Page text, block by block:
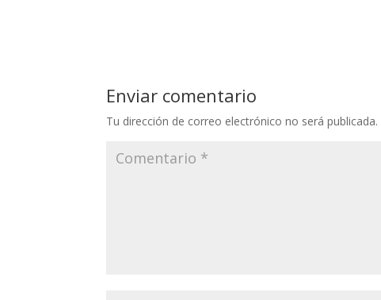
Enviar comentario
Tu dirección de correo electrónico no será publicada.